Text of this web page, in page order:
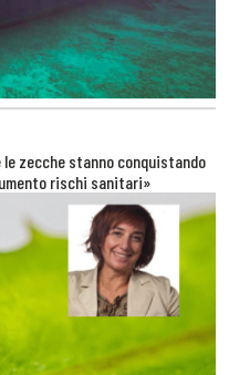
zecche stanno conquistando
rischi sanitari»